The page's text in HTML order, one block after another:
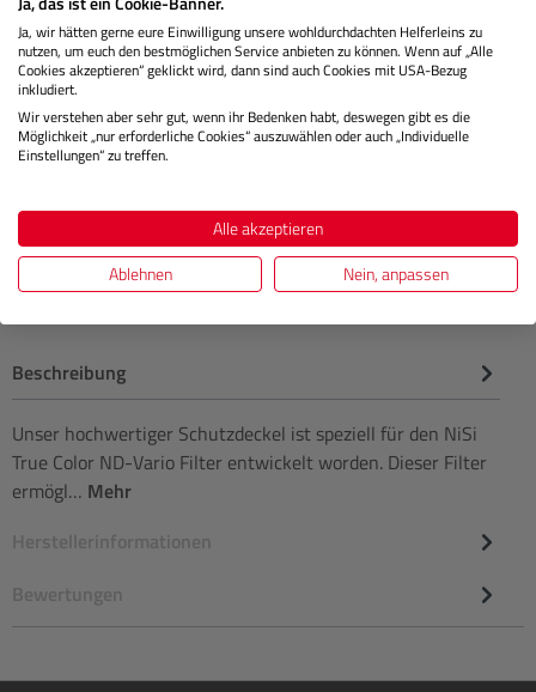
Lagernd
Preis
IN DEN WARENKORB
Beschreibung
Unser hochwertiger Schutzdeckel ist speziell für den NiSi
True Color ND-Vario Filter entwickelt worden. Dieser Filter
ermögl… Mehr
Herstellerinformationen
Bewertungen
Ja, wir hätten gerne eure Einwilligung unsere wohldurchdachten Helferleins zu
nutzen, um euch den bestmöglichen Service anbieten zu können. Wenn auf „Alle
Cookies akzeptieren“ geklickt wird, dann sind auch Cookies mit USA-Bezug
inkludiert.
Wir verstehen aber sehr gut, wenn ihr Bedenken habt, deswegen gibt es die
Möglichkeit „nur erforderliche Cookies“ auszuwählen oder auch „Individuelle
Einstellungen“ zu treffen.
Alle akzeptieren
Ablehnen
Nein, anpassen